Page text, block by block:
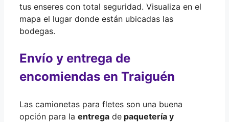
tus enseres con total seguridad. Visualiza en el
mapa el lugar donde están ubicadas las
bodegas.
Envío y entrega de
encomiendas en Traiguén
Las camionetas para fletes son una buena
opción para la entrega de paquetería y